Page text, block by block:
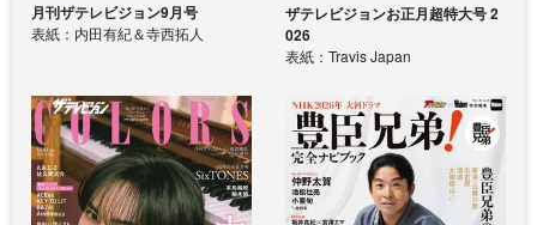
月刊ザテレビジョン9月号
表紙：内田有紀＆寺西拓人
ザテレビジョンお正月超特大号 2
026
表紙：Travis Japan